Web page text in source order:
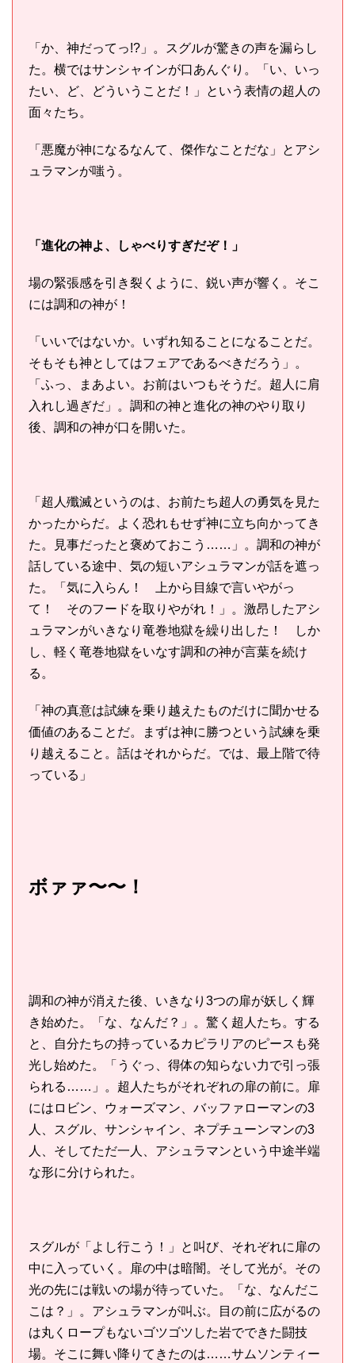
「か、神だってっ!?」。スグルが驚きの声を漏らし
た。横ではサンシャインが口あんぐり。「い、いっ
たい、ど、どういうことだ！」という表情の超人の
面々たち。
「悪魔が神になるなんて、傑作なことだな」とアシ
ュラマンが嗤う。
「進化の神よ、しゃべりすぎだぞ！」
場の緊張感を引き裂くように、鋭い声が響く。そこ
には調和の神が！
「いいではないか。いずれ知ることになることだ。
そもそも神としてはフェアであるべきだろう」。
「ふっ、まあよい。お前はいつもそうだ。超人に肩
入れし過ぎだ」。調和の神と進化の神のやり取り
後、調和の神が口を開いた。
「超人殲滅というのは、お前たち超人の勇気を見た
かったからだ。よく恐れもせず神に立ち向かってき
た。見事だったと褒めておこう……」。調和の神が
話している途中、気の短いアシュラマンが話を遮っ
た。「気に入らん！ 上から目線で言いやがっ
て！ そのフードを取りやがれ！」。激昂したアシ
ュラマンがいきなり竜巻地獄を繰り出した！ しか
し、軽く竜巻地獄をいなす調和の神が言葉を続け
る。
「神の真意は試練を乗り越えたものだけに聞かせる
価値のあることだ。まずは神に勝つという試練を乗
り越えること。話はそれからだ。では、最上階で待
っている」
ボァァ〜〜！
調和の神が消えた後、いきなり3つの扉が妖しく輝
き始めた。「な、なんだ？」。驚く超人たち。する
と、自分たちの持っているカピラリアのピースも発
光し始めた。「うぐっ、得体の知らない力で引っ張
られる……」。超人たちがそれぞれの扉の前に。扉
にはロビン、ウォーズマン、バッファローマンの3
人、スグル、サンシャイン、ネプチューンマンの3
人、そしてただ一人、アシュラマンという中途半端
な形に分けられた。
スグルが「よし行こう！」と叫び、それぞれに扉の
中に入っていく。扉の中は暗闇。そして光が。その
光の先には戦いの場が待っていた。「な、なんだこ
こは？」。アシュラマンが叫ぶ。目の前に広がるの
は丸くロープもないゴツゴツした岩でできた闘技
場。そこに舞い降りてきたのは……サムソンティー